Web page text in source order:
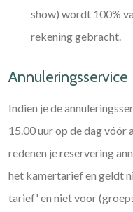
show) wordt 100%
rekening gebracht.
Annuleringsservice
Indien je de
15.00 uur op de dag vóór
redenen je reservering
het kamertarief en geldt
tarief' en niet voor